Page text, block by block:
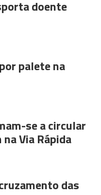
doente
palete na
se a circular
Via Rápida
das